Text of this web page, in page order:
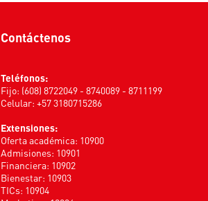
Contáctenos
Teléfonos:
Fijo: (608) 8722049 - 8740089 - 8711199
Celular: +57 3180715286
Extensiones:
Oferta académica: 10900
Admisiones: 10901
Financiera: 10902
Bienestar: 10903
TICs: 10904